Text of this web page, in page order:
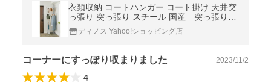
衣類収納 コートハンガー コート掛け 天井突
っ張り 突っ張り スチール 国産 突っ張りコ
ーナーラック ハンガー2本 BS1093
ディノス Yahoo!ショッピング店
コーナーにすっぽり収まりました 2023/11/2
4